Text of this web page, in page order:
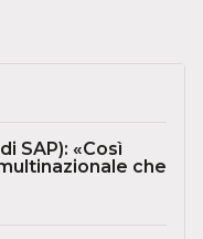
SAP): «Così
che